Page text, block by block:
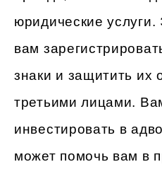
юридические
вам
знаки и защитить их
третьими лицами.
инвестировать в
может помочь вам в